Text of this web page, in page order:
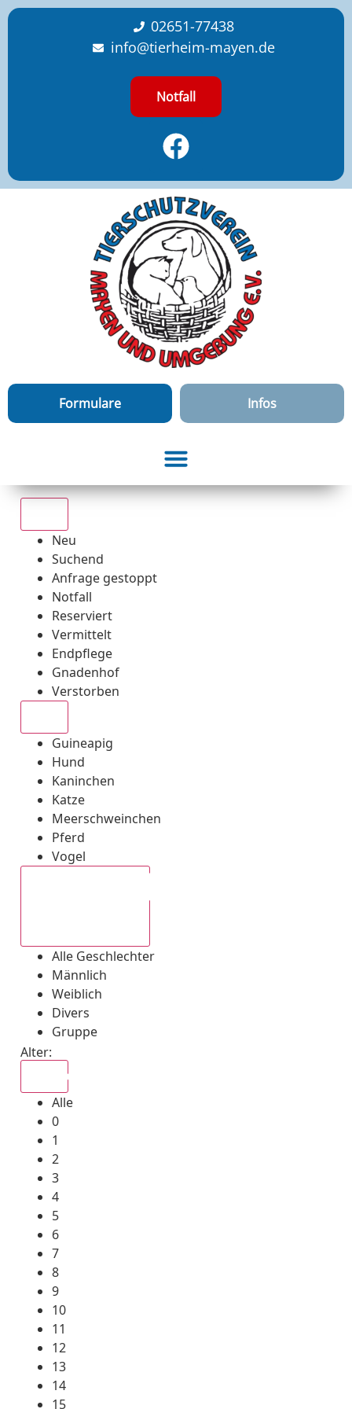
content
02651-77438
info@tierheim-mayen.de
Notfall
Formulare Infos
Neu
Suchend
Anfrage gestoppt
Notfall
Reserviert
Vermittelt
Endpflege
Gnadenhof
Verstorben
Guineapig
Hund
Kaninchen
Katze
Meerschweinchen
Pferd
Vogel
Alle Geschlechter
Männlich
Weiblich
Divers
Gruppe
Alter:
Alle
0
1
2
3
4
5
6
7
8
9
10
11
12
13
14
15